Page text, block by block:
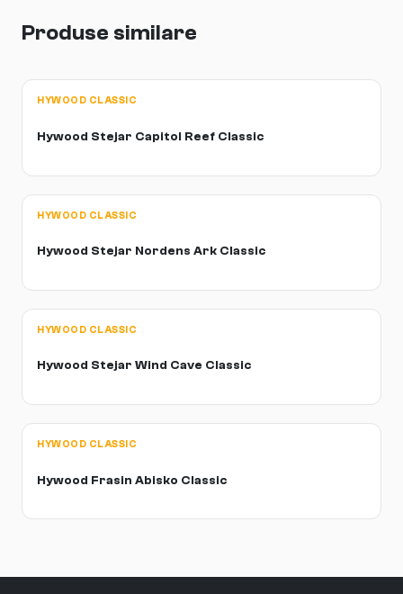
Produse similare
HYWOOD CLASSIC
Hywood Stejar Capitol Reef Classic
HYWOOD CLASSIC
Hywood Stejar Nordens Ark Classic
HYWOOD CLASSIC
Hywood Stejar Wind Cave Classic
HYWOOD CLASSIC
Hywood Frasin Abisko Classic